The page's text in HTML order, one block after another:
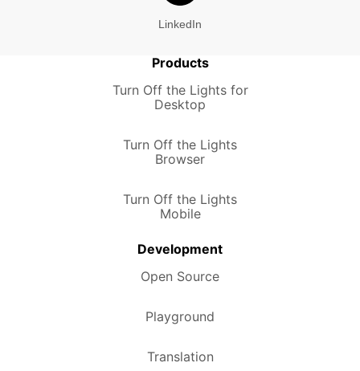
LinkedIn
Products
Turn Off the Lights for
Desktop
Turn Off the Lights
Browser
Turn Off the Lights
Mobile
Development
Open Source
Playground
Translation